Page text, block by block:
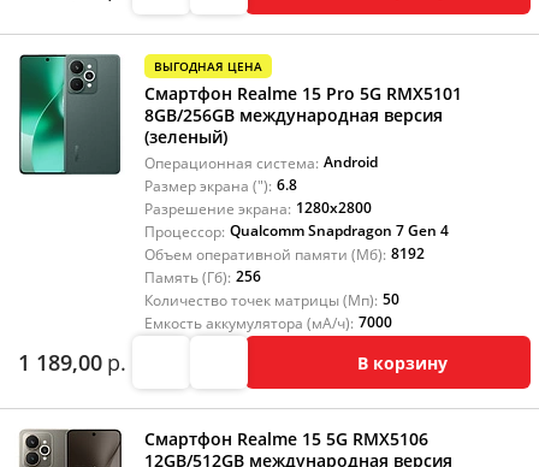
ВЫГОДНАЯ ЦЕНА
Смартфон Realme 15 Pro 5G RMX5101
8GB/256GB международная версия
(зеленый)
Операционная система: Android
Размер экрана ("): 6.8
Разрешение экрана: 1280x2800
Процессор: Qualcomm Snapdragon 7 Gen 4
Объем оперативной памяти (Мб): 8192
Память (Гб): 256
Количество точек матрицы (Мп): 50
Емкость аккумулятора (мА/ч): 7000
1 189,00 р. В корзину
Смартфон Realme 15 5G RMX5106
12GB/512GB международная версия